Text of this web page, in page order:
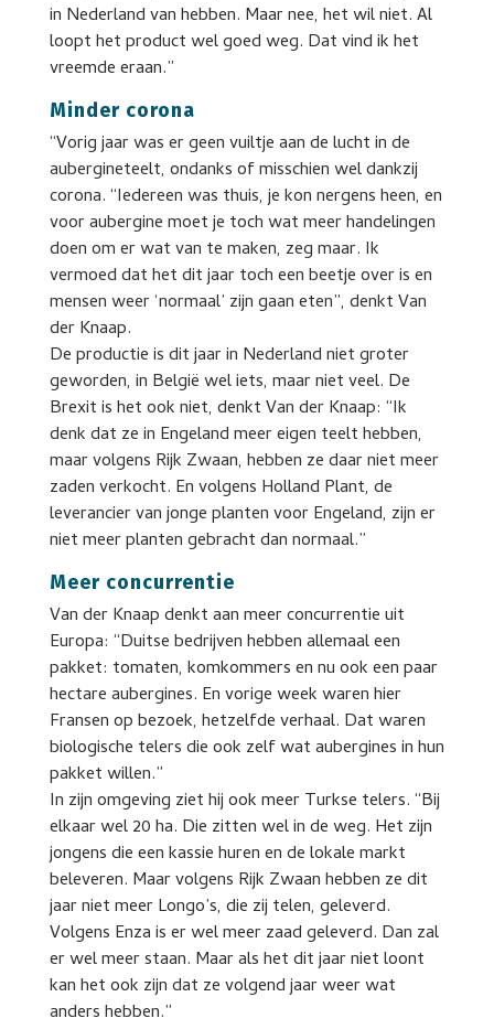
in Nederland van hebben. Maar nee, het wil niet. Al
loopt het product wel goed weg. Dat vind ik het
vreemde eraan.”
Minder corona
“Vorig jaar was er geen vuiltje aan de lucht in de
aubergineteelt, ondanks of misschien wel dankzij
corona. “Iedereen was thuis, je kon nergens heen, en
voor aubergine moet je toch wat meer handelingen
doen om er wat van te maken, zeg maar. Ik
vermoed dat het dit jaar toch een beetje over is en
mensen weer ‘normaal’ zijn gaan eten”, denkt Van
der Knaap.
De productie is dit jaar in Nederland niet groter
geworden, in België wel iets, maar niet veel. De
Brexit is het ook niet, denkt Van der Knaap: “Ik
denk dat ze in Engeland meer eigen teelt hebben,
maar volgens Rijk Zwaan, hebben ze daar niet meer
zaden verkocht. En volgens Holland Plant, de
leverancier van jonge planten voor Engeland, zijn er
niet meer planten gebracht dan normaal.”
Meer concurrentie
Van der Knaap denkt aan meer concurrentie uit
Europa: “Duitse bedrijven hebben allemaal een
pakket: tomaten, komkommers en nu ook een paar
hectare aubergines. En vorige week waren hier
Fransen op bezoek, hetzelfde verhaal. Dat waren
biologische telers die ook zelf wat aubergines in hun
pakket willen.”
In zijn omgeving ziet hij ook meer Turkse telers. “Bij
elkaar wel 20 ha. Die zitten wel in de weg. Het zijn
jongens die een kassie huren en de lokale markt
beleveren. Maar volgens Rijk Zwaan hebben ze dit
jaar niet meer Longo’s, die zij telen, geleverd.
Volgens Enza is er wel meer zaad geleverd. Dan zal
er wel meer staan. Maar als het dit jaar niet loont
kan het ook zijn dat ze volgend jaar weer wat
anders hebben.”